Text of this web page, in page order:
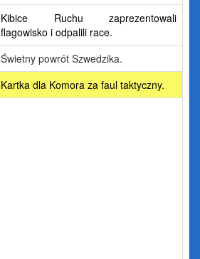
Kibice Ruchu zaprezentowali
flagowisko i odpalili race.
Świetny powrót Szwedzika.
Kartka dla Komora za faul taktyczny.